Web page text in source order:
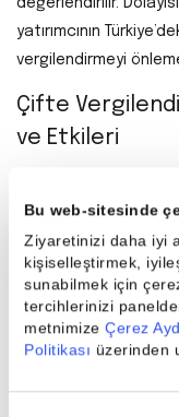
Bu web-sitesinde
Ziyaretinizi daha iyi
kişiselleştirmek,
sunabilmek için
tercihlerinizi
metnimize Çerez
Politikası üzerinden
yatırımcının
vergilendirmeyi
Çifte
ve Etkileri
gelir üzerinden hem
mukim olduğu
uluslararası
Bu anlaşmalar
Türkiye’de
şartlarda Türkiye’de
toplamda yalnızca